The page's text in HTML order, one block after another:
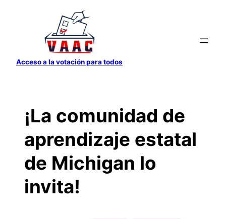
contenido
Acceso a la votación para todos
¡La comunidad de
aprendizaje estatal
de Michigan lo
invita!